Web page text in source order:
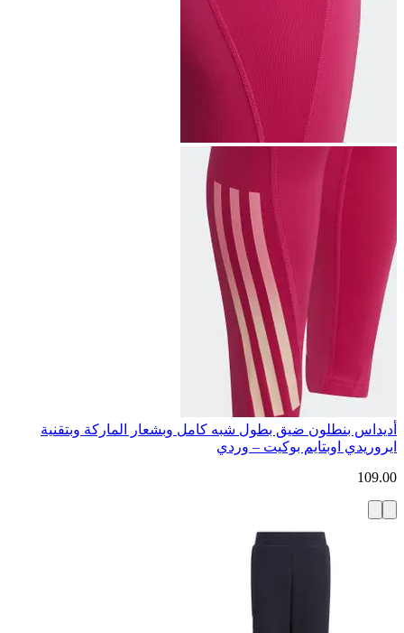
أديداس بنطلون ضيق بطول شبه كامل وبشعار الماركة وبتقنية
ايروريدي اوبتايم بوكيت – وردي
109.00